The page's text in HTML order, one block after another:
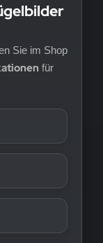
Sie im Shop
für